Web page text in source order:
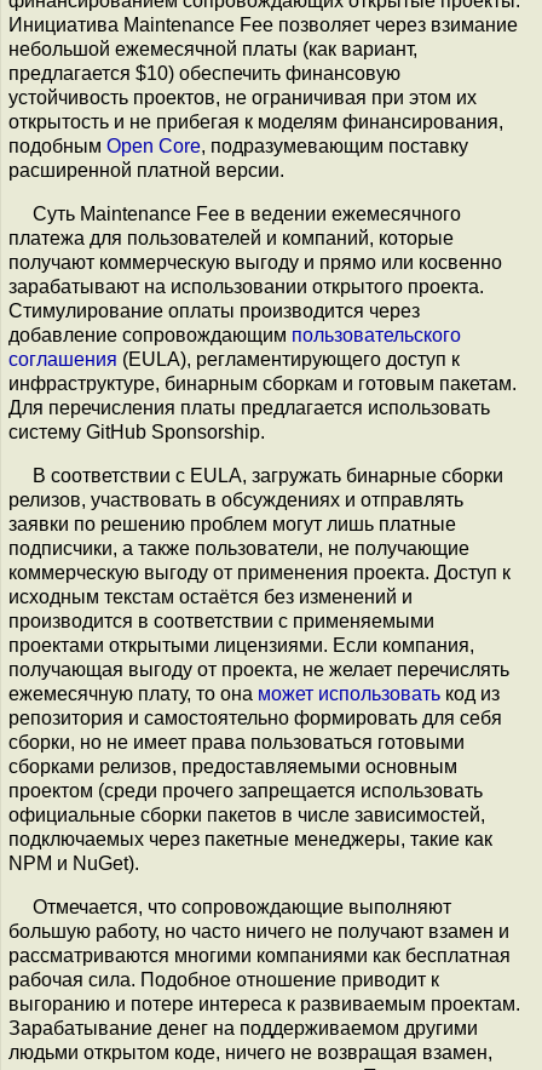
Инициатива Maintenance Fee позволяет через взимание
небольшой ежемесячной платы (как вариант,
предлагается $10) обеспечить финансовую
устойчивость проектов, не ограничивая при этом их
открытость и не прибегая к моделям финансирования,
подобным Open Core, подразумевающим поставку
расширенной платной версии.
Суть Maintenance Fee в ведении ежемесячного
платежа для пользователей и компаний, которые
получают коммерческую выгоду и прямо или косвенно
зарабатывают на использовании открытого проекта.
Стимулирование оплаты производится через
добавление сопровождающим пользовательского
соглашения (EULA), регламентирующего доступ к
инфраструктуре, бинарным сборкам и готовым пакетам.
Для перечисления платы предлагается использовать
систему GitHub Sponsorship.
В соответствии с EULA, загружать бинарные сборки
релизов, участвовать в обсуждениях и отправлять
заявки по решению проблем могут лишь платные
подписчики, а также пользователи, не получающие
коммерческую выгоду от применения проекта. Доступ к
исходным текстам остаётся без изменений и
производится в соответствии с применяемыми
проектами открытыми лицензиями. Если компания,
получающая выгоду от проекта, не желает перечислять
ежемесячную плату, то она может использовать код из
репозитория и самостоятельно формировать для себя
сборки, но не имеет права пользоваться готовыми
сборками релизов, предоставляемыми основным
проектом (среди прочего запрещается использовать
официальные сборки пакетов в числе зависимостей,
подключаемых через пакетные менеджеры, такие как
NPM и NuGet).
Отмечается, что сопровождающие выполняют
большую работу, но часто ничего не получают взамен и
рассматриваются многими компаниями как бесплатная
рабочая сила. Подобное отношение приводит к
выгоранию и потере интереса к развиваемым проектам.
Зарабатывание денег на поддерживаемом другими
людьми открытом коде, ничего не возвращая взамен,